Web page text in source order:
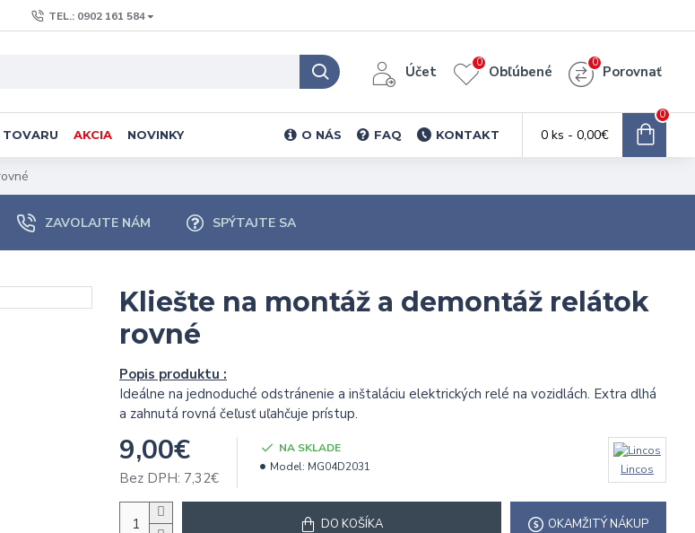
TEL.: 0902 161 584
Účet Obľúbené
0
Porovnať
0
TOVARU AKCIA NOVINKY O NÁS FAQ KONTAKT 0 ks - 0,00€
0
ZAVOLAJTE NÁM SPÝTAJTE SA
Kliešte na montáž a demontáž relátok
rovné
Popis produktu :
Ideálne na jednoduché odstránenie a inštaláciu elektrických relé na vozidlách. Extra dlhá
a zahnutá rovná čeľusť uľahčuje prístup.
9,00€
Bez DPH: 7,32€
NA SKLADE
Model: MG04D2031 Lincos
DO KOŠÍKA OKAMŽITÝ NÁKUP